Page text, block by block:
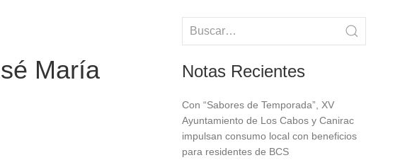
María
Notas Recientes
Con “Sabores de Temporada”, XV
Ayuntamiento de Los Cabos y Canirac
impulsan consumo local con beneficios
para residentes de BCS